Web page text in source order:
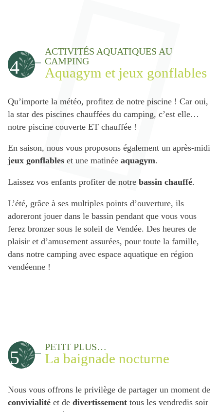
4
ACTIVITÉS AQUATIQUES AU
CAMPING
Aquagym et jeux gonflables
Qu’importe la météo, profitez de notre piscine ! Car oui,
la star des piscines chauffées du camping, c’est elle…
notre piscine couverte ET chauffée !
En saison, nous vous proposons également un après-midi
jeux gonflables et une matinée aquagym.
Laissez vos enfants profiter de notre bassin chauffé.
L’été, grâce à ses multiples points d’ouverture, ils
adoreront jouer dans le bassin pendant que vous vous
ferez bronzer sous le soleil de Vendée. Des heures de
plaisir et d’amusement assurées, pour toute la famille,
dans notre camping avec espace aquatique en région
vendéenne !
5 PETIT PLUS…
La baignade nocturne
Nous vous offrons le privilège de partager un moment de
convivialité et de divertissement tous les vendredis soir